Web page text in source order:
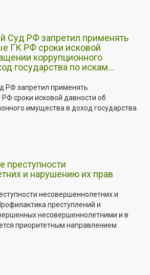
Суд РФ запретил применять
ГК РФ сроки исковой
коррупционного
государства по искам...
РФ запретил применять
сроки исковой давности об
имущества в доход государства
преступности
и нарушению их прав
несовершеннолетних и
преступлений и
несовершеннолетними и в
приоритетным направлением